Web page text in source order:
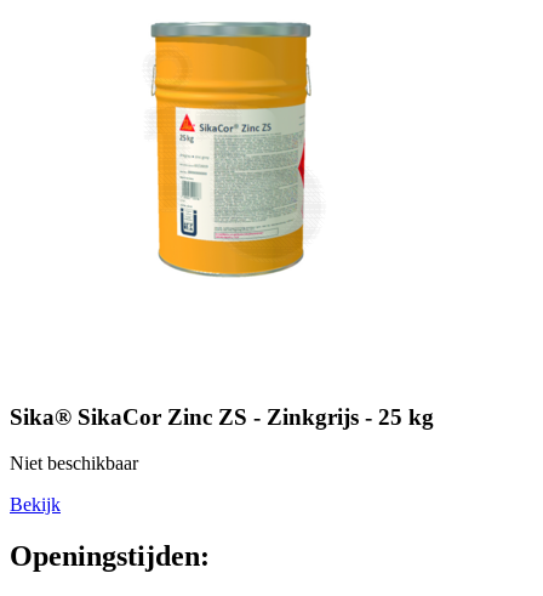
Sika® SikaCor Zinc ZS - Zinkgrijs - 25 kg
Niet beschikbaar
Bekijk
Openingstijden: